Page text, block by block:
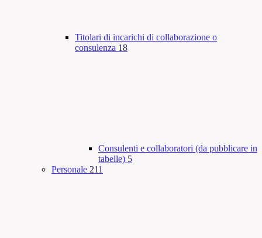
Titolari di incarichi di collaborazione o
consulenza 18
Consulenti e collaboratori (da pubblicare in
tabelle) 5
Personale 211